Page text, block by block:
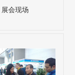
展会现场